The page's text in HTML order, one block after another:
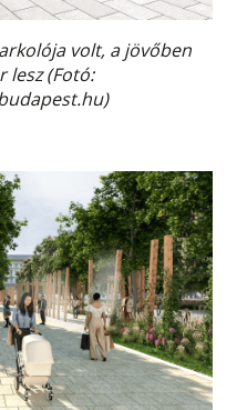
volt, a jövőben
(Fotó: